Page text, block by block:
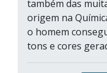
também das
origem na
o homem
tons e cores